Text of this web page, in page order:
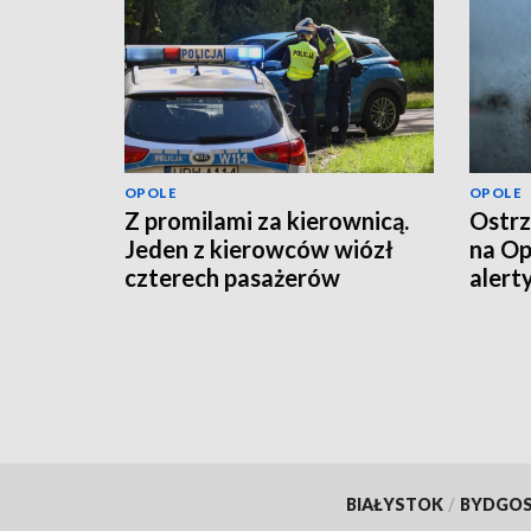
OPOLE
Z promilami za kierownicą.
Jeden z kierowców wiózł
czterech pasażerów
OPOLE
na
BIAŁYSTOK /